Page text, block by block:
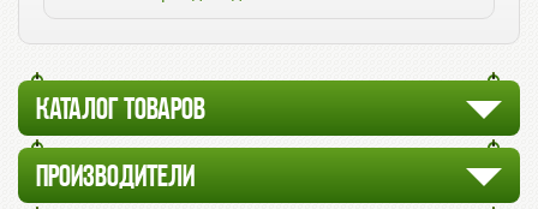
КАТАЛОГ ТОВАРОВ
ПРОИЗВОДИТЕЛИ